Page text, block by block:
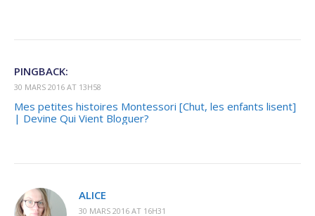
PINGBACK:
30 MARS 2016 AT 13H58
Mes petites histoires Montessori [Chut, les enfants lisent]
| Devine Qui Vient Bloguer?
ALICE
30 MARS 2016 AT 16H31